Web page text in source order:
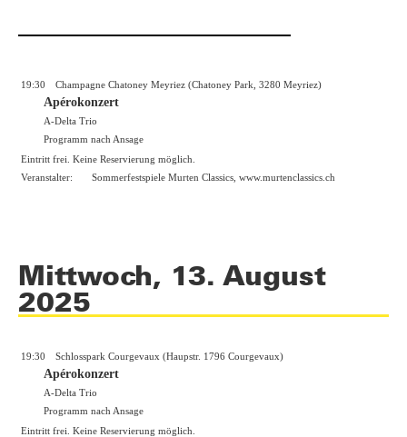
19:30 Champagne Chatoney Meyriez (Chatoney Park, 3280 Meyriez)
Apérokonzert
A-Delta Trio
Programm nach Ansage
Eintritt frei. Keine Reservierung möglich.
Veranstalter:
Sommerfestspiele Murten Classics, www.murtenclassics.ch
Mittwoch, 13. August
2025
19:30 Schlosspark Courgevaux (Haupstr. 1796 Courgevaux)
Apérokonzert
A-Delta Trio
Programm nach Ansage
Eintritt frei. Keine Reservierung möglich.